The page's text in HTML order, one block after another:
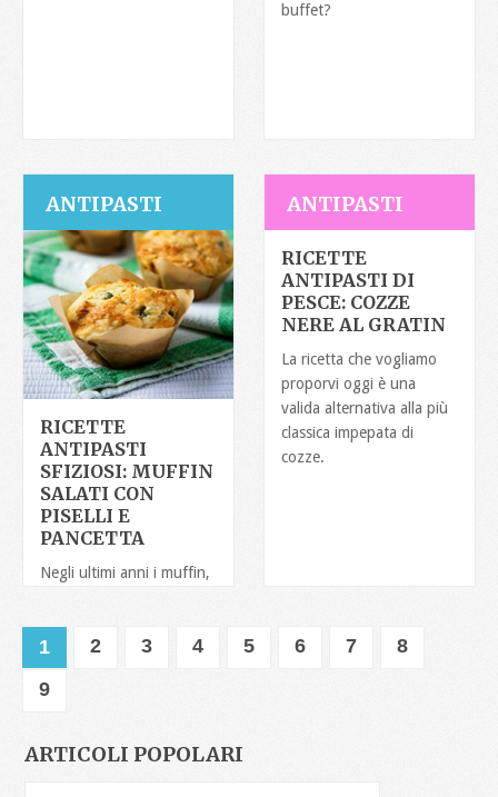
buffet?
ANTIPASTI
RICETTE
ANTIPASTI
SFIZIOSI: MUFFIN
SALATI CON
PISELLI E
Negli ultimi anni i muffin,
sopravvento
“imponendosi” con
prepotenza
ANTIPASTI
RICETTE
ANTIPASTI DI
PESCE: COZZE
NERE AL GRATIN
La ricetta che vogliamo
proporvi oggi è una
valida alternativa alla più
classica impepata di
cozze.
1 2 3 4 5 6 7
8
9
ARTICOLI POPOLARI